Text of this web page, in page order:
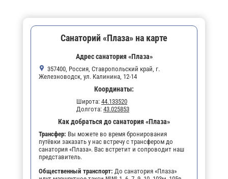
Санаторий «Плаза» на карте
Адрес санатория «Плаза»
357400, Россия, Ставропольский край, г.
Железноводск, ул. Калинина, 12-14
Координаты:
Широта: 44.133520
Долгота: 43.025853
Как добраться до санатория «Плаза»
Трансфер: Вы можете во время бронирования
путёвки заказать у нас встречу с трансфером до
санатория «Плаза». Вас встретит и сопроводит наш
представитель.
Общественный транспорт: До санатория «Плаза»